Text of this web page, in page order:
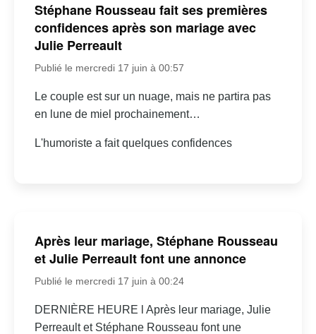
Stéphane Rousseau fait ses premières
confidences après son mariage avec
Julie Perreault
Publié le mercredi 17 juin à 00:57
Le couple est sur un nuage, mais ne partira pas
en lune de miel prochainement…
L'humoriste a fait quelques confidences
Après leur mariage, Stéphane Rousseau
et Julie Perreault font une annonce
Publié le mercredi 17 juin à 00:24
DERNIÈRE HEURE l Après leur mariage, Julie
Perreault et Stéphane Rousseau font une